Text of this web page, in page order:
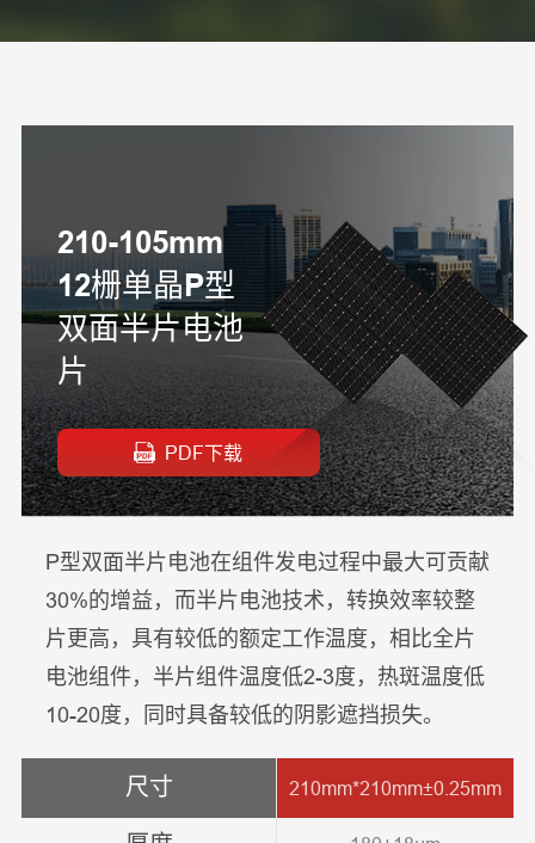
210-105mm
12栅单晶P型
双面半片电池
片
PDF下载
P型双面半片电池在组件发电过程中最大可贡献
30%的增益，而半片电池技术，转换效率较整
片更高，具有较低的额定工作温度，相比全片
电池组件，半片组件温度低2-3度，热斑温度低
10-20度，同时具备较低的阴影遮挡损失。
尺寸 210mm*210mm±0.25mm